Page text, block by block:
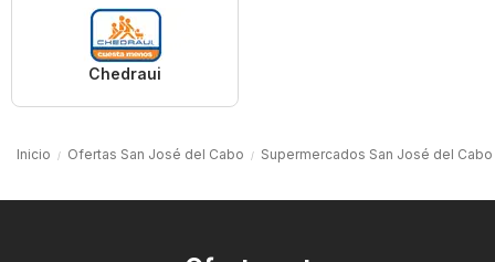
Chedraui
Inicio Ofertas San José del Cabo Supermercados San José del Cabo